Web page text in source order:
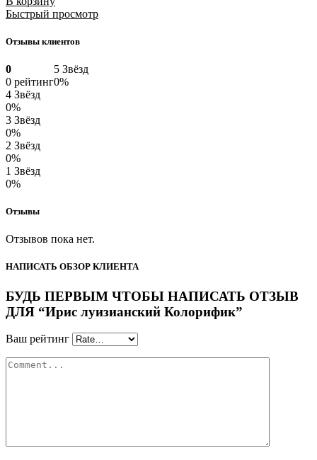
Быстрый просмотр
Отзывы клиентов
0
0 рейтинг
5 Звёзд
0%
4 Звёзд
0%
3 Звёзд
0%
2 Звёзд
0%
1 Звёзд
0%
Отзывы
Отзывов пока нет.
НАПИСАТЬ ОБЗОР КЛИЕНТА
БУДЬ ПЕРВЫМ ЧТОБЫ НАПИСАТЬ ОТЗЫВ
ДЛЯ “Ирис луизианский Колорифик”
Ваш рейтинг